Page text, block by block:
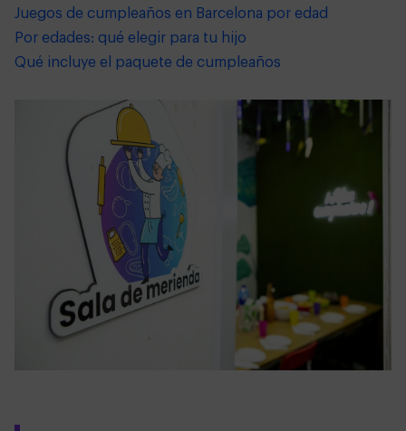
Juegos de cumpleaños en Barcelona por edad
Por edades: qué elegir para tu hijo
Qué incluye el paquete de cumpleaños